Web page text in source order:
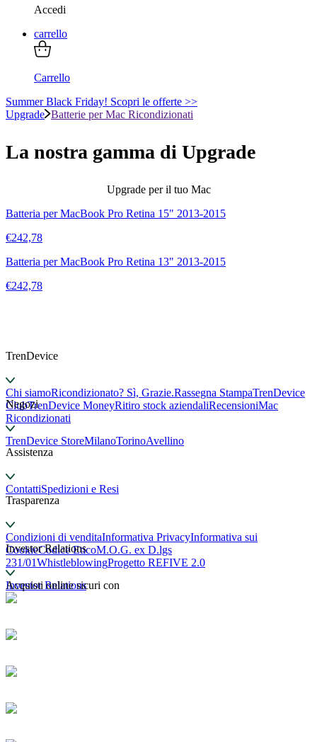
Accedi
carrello
Carrello
Summer Black Friday! Scopri le offerte >>
Upgrade Batterie per Mac Ricondizionati
La nostra gamma di Upgrade
Upgrade per il tuo Mac
Batteria per MacBook Pro Retina 15" 2013-2015
€242,78
Batteria per MacBook Pro Retina 13" 2013-2015
€242,78
TrenDevice
Chi siamoRicondizionato? Sì, Grazie.Rassegna StampaTrenDevice
ClubTrenDevice MoneyRitiro stock aziendaliRecensioniMac
Ricondizionati
Negozi
TrenDevice StoreMilanoTorinoAvellino
Assistenza
ContattiSpedizioni e Resi
Trasparenza
Condizioni di venditaInformativa PrivacyInformativa sui
CookieCodice EticoM.O.G. ex D.lgs
231/01WhistleblowingProgetto REFIVE 2.0
Investor Relations
Investor Relations
Acquisti online sicuri con